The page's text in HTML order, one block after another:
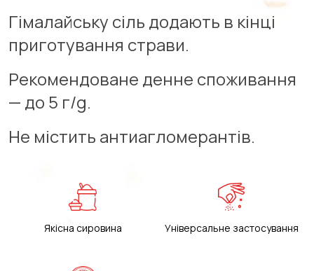
Гімалайську сіль додають в кінці
приготування страви.
Рекомендоване денне споживання
— до 5 г/g.
Не містить антиагломерантів.
Якісна сировина Універсальне застосування